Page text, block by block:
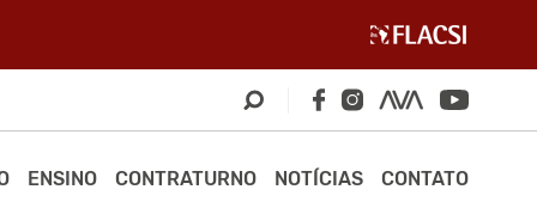
ENSINO CONTRATURNO NOTÍCIAS CONTATO